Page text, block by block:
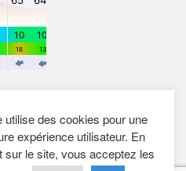
Confidentialité Plan du site
Contact
Mon Compte
utilise des cookies pour une
expérience utilisateur. En
sur le site, vous acceptez les